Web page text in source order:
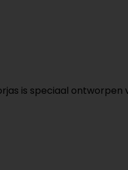
is speciaal ontworpen